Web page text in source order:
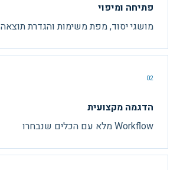
פתיחה ומיפוי
מושגי יסוד, מפת משימות והגדרת תוצאה
02
הדגמה מקצועית
Workflow מלא עם הכלים שנבחרו